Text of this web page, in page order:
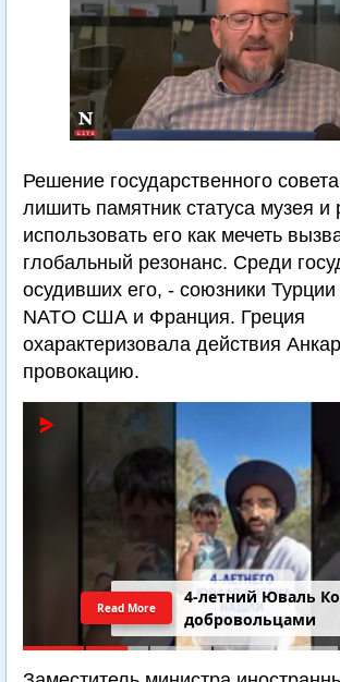
Решение государственного
лишить памятник статуса музея и
использовать его как мечеть
глобальный резонанс. Среди
осудивших его, - союзники Турции
NATO США и Франция. Греция
охарактеризовала действия
провокацию.
4-летний Юваль
добровольцами
Read More